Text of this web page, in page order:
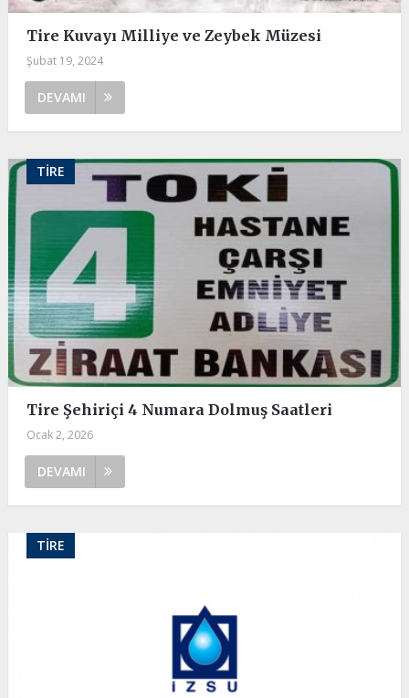
Tire Kuvayı Milliye ve Zeybek Müzesi
Şubat 19, 2024
DEVAMI
TIRE
Tire Şehiriçi 4 Numara Dolmuş Saatleri
Ocak 2, 2026
DEVAMI
TIRE